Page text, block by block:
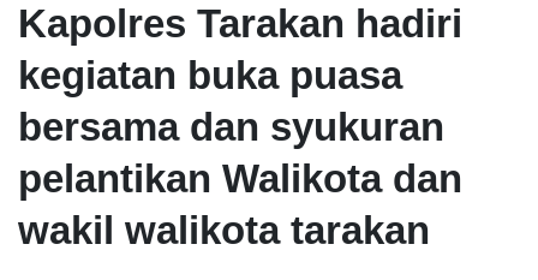
Kapolres Tarakan hadiri
kegiatan buka puasa
bersama dan syukuran
pelantikan Walikota dan
wakil walikota tarakan